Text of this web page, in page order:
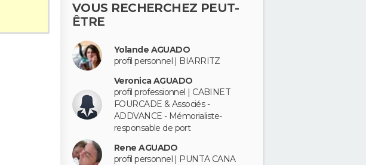
VOUS RECHERCHEZ PEUT-
ÊTRE
Yolande AGUADO
profil personnel | BIARRITZ
Veronica AGUADO
profil professionnel | CABINET
FOURCADE & Associés -
ADDVANCE - Mémorialiste-
responsable de port
Rene AGUADO
profil personnel | PUNTA CANA